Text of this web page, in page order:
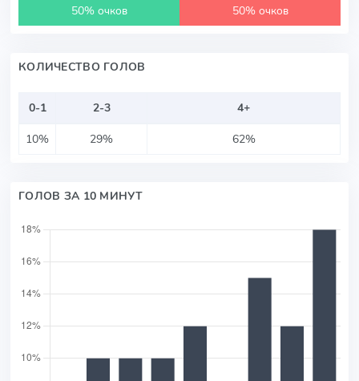
50% очков
50% очков
КОЛИЧЕСТВО ГОЛОВ
0-1 2-3
4+
10%
29% 62%
ГОЛОВ ЗА 10 МИНУТ